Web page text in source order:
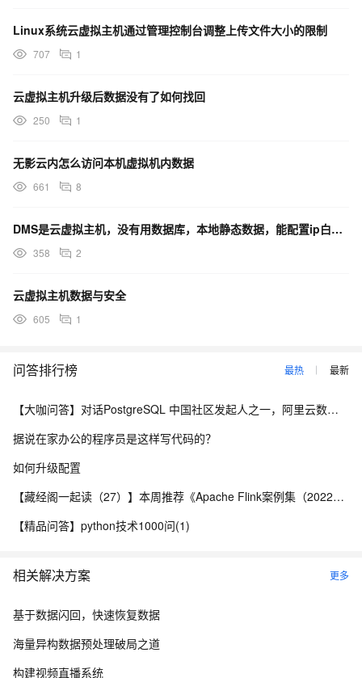
Linux系统云虚拟主机通过管理控制台调整上传文件大小的限制
707 1
云虚拟主机升级后数据没有了如何找回
250 1
无影云内怎么访问本机虚拟机内数据
661 8
DMS是云虚拟主机，没有用数据库，本地静态数据，能配置ip白名单吗？
358 2
云虚拟主机数据与安全
605 1
问答排行榜 最热 最新
【大咖问答】对话PostgreSQL 中国社区发起人之一，阿里云数据库高级专家 德哥
据说在家办公的程序员是这样写代码的？
如何升级配置
【藏经阁一起读（27）】本周推荐《Apache Flink案例集（2022版）》，你有哪些心得？
【精品问答】python技术1000问(1)
相关解决方案 更多
基于数据闪回，快速恢复数据
海量异构数据预处理破局之道
构建视频直播系统